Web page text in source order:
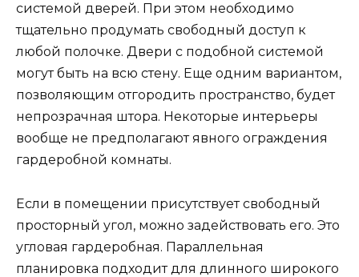
системой дверей. При этом необходимо
тщательно продумать свободный доступ к
любой полочке. Двери с подобной системой
могут быть на всю стену. Еще одним вариантом,
позволяющим отгородить пространство, будет
непрозрачная штора. Некоторые интерьеры
вообще не предполагают явного ограждения
гардеробной комнаты.
Если в помещении присутствует свободный
просторный угол, можно задействовать его. Это
угловая гардеробная. Параллельная
планировка подходит для длинного широкого